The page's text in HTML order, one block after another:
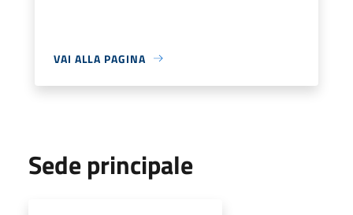
VAI ALLA PAGINA
Sede principale